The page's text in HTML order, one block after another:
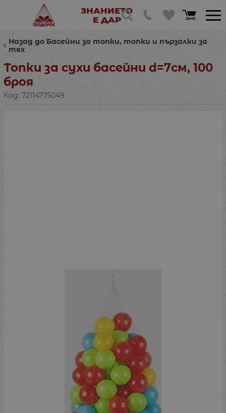
ЗНАНИЕТО
Е ДАР
Назад до Басейни за топки, топки и пързалки за
тях
Топки за сухи басейни d=7см, 100
броя
Код: 72114775049